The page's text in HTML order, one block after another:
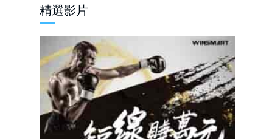
精選影片